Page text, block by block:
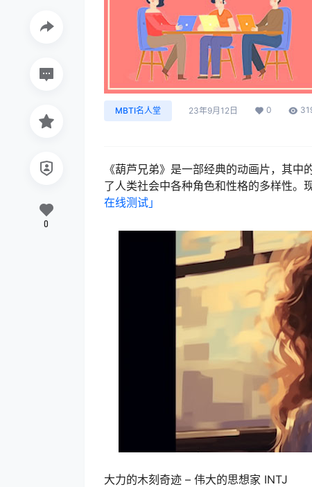
MBTI名人堂 23年9月12日 0
《葫芦兄弟》是一部经典的动画片，其
了人类社会中各种角色和性格的多样性。
在线测试​」
大力的木刻奇迹 – 伟大的思想家 INTJ
0